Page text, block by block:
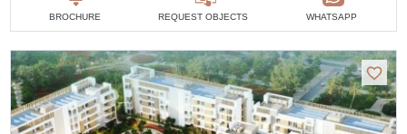
BROCHURE REQUEST OBJECTS WHATSAPP